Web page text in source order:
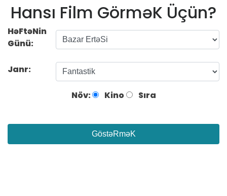
Hansı Film GörməK Üçün?
HəFtəNin
Günü:
Janr:
Növ: Kino Sıra
GöstəRməK